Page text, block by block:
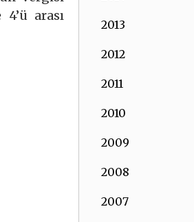
arası
2013
2012
2011
2010
2009
2008
2007